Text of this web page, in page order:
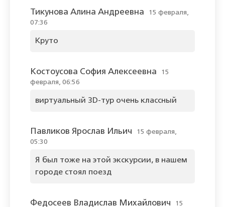
Тикунова Алина Андреевна
15 февраля,
07:36
Круто
Костоусова София Алексеевна
15
февраля, 06:56
виртуальный 3D-тур очень классный
Павликов Ярослав Ильич
15 февраля,
05:30
Я был тоже на этой экскурсии, в нашем
городе стоял поезд
Федосеев Владислав Михайлович
15